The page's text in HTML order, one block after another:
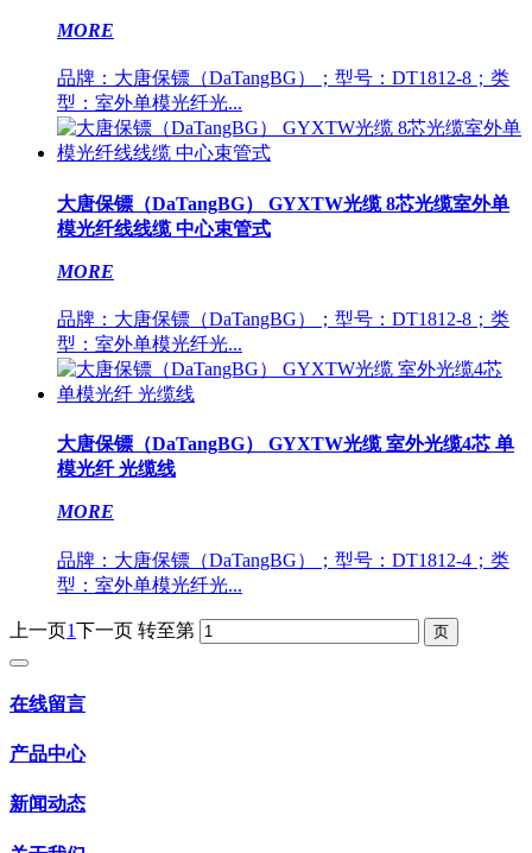
MORE
品牌：大唐保镖（DaTangBG）；型号：DT1812-8；类
型：室外单模光纤光...
大唐保镖（DaTangBG） GYXTW光缆 8芯光缆室外单
模光纤线线缆 中心束管式
MORE
品牌：大唐保镖（DaTangBG）；型号：DT1812-8；类
型：室外单模光纤光...
大唐保镖（DaTangBG） GYXTW光缆 室外光缆4芯 单
模光纤 光缆线
MORE
品牌：大唐保镖（DaTangBG）；型号：DT1812-4；类
型：室外单模光纤光...
上一页1下一页 转至第
在线留言
产品中心
新闻动态